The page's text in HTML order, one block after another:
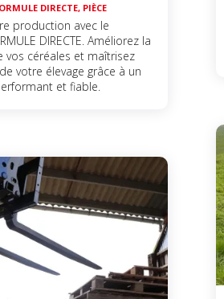
DIRECTE, PIÈCE
production avec le
DIRECTE. Améliorez la
vos céréales et maîtrisez
votre élevage grâce à un
et fiable.